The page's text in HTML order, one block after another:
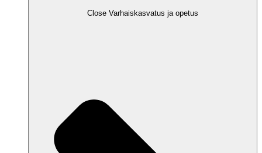
Close Varhaiskasvatus ja opetus